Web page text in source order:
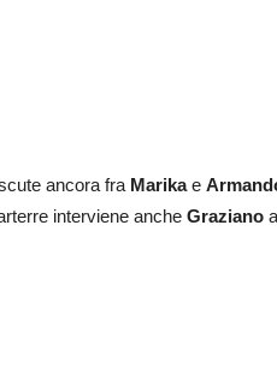
ancora fra Marikae
interviene anche Graziano